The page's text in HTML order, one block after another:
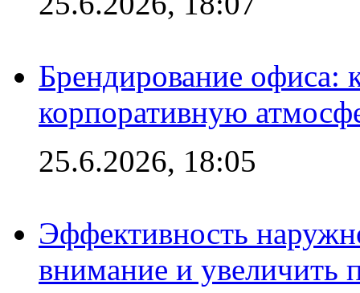
Брендирование офиса:
корпоративную
25.6.2026, 18:05
Эффективность
внимание и увеличить